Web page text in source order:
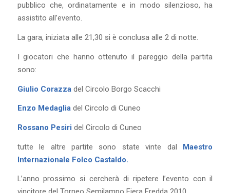
pubblico che, ordinatamente e in modo silenzioso, ha
assistito all’evento.
La gara, iniziata alle 21,30 si è conclusa alle 2 di notte.
I giocatori che hanno ottenuto il pareggio della partita
sono:
Giulio Corazza del Circolo Borgo Scacchi
Enzo Medagliadel Circolo di Cuneo
Rossano Pesiri del Circolo di Cuneo
tutte le altre partite sono state vinte dal Maestro
Internazionale Folco Castaldo.
L’anno prossimo si cercherà di ripetere l’evento con il